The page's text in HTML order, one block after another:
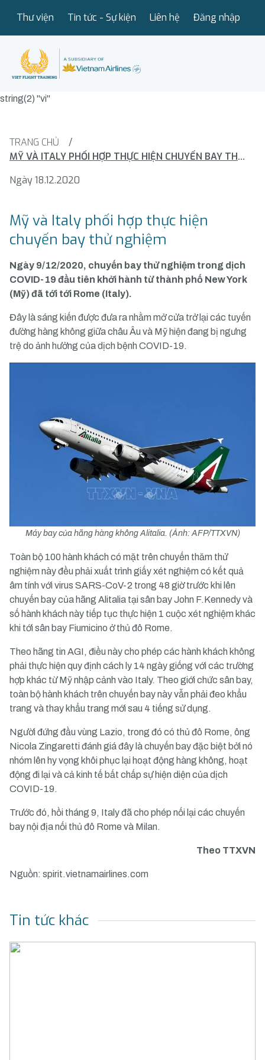
Thư viện Tin tức - Sự kiện Liên hệ Đăng nhập
string(2) "vi"
TRANG CHỦ
/
MỸ VÀ ITALY PHỐI HỢP THỰC HIỆN CHUYẾN BAY THỬ NGHIỆM
Ngày 18.12.2020
Mỹ và Italy phối hợp thực hiện
chuyến bay thử nghiệm
Ngày 9/12/2020, chuyến bay thử nghiệm trong dịch
COVID-19 đầu tiên khởi hành từ thành phố New York
(Mỹ) đã tới tới Rome (Italy).
Đây là sáng kiến được đưa ra nhằm mở cửa trở lại các tuyến
đường hàng không giữa châu Âu và Mỹ hiện đang bị ngưng
trệ do ảnh hưởng của dịch bệnh COVID-19.
Máy bay của hãng hàng không Alitalia. (Ảnh: AFP/TTXVN)
Toàn bộ 100 hành khách có mặt trên chuyến thăm thử
nghiệm này đều phải xuất trình giấy xét nghiệm có kết quả
âm tính với virus SARS-CoV-2 trong 48 giờ trước khi lên
chuyến bay của hãng Alitalia tại sân bay John F.Kennedy và
số hành khách này tiếp tục thực hiện 1 cuộc xét nghiệm khác
khi tới sân bay Fiumicino ở thủ đô Rome.
Theo hãng tin AGI, điều này cho phép các hành khách không
phải thực hiện quy định cách ly 14 ngày giống với các trường
hợp khác từ Mỹ nhập cảnh vào Italy. Theo giới chức sân bay,
toàn bộ hành khách trên chuyến bay này vẫn phải đeo khẩu
trang và thay khẩu trang mới sau 4 tiếng sử dụng.
Người đứng đầu vùng Lazio, trong đó có thủ đô Rome, ông
Nicola Zingaretti đánh giá đây là chuyến bay đặc biệt bởi nó
nhóm lên hy vọng khôi phục lại hoạt động hàng không, hoạt
động đi lại và cả kinh tế bất chấp sự hiện diện của dịch
COVID-19.
Trước đó, hồi tháng 9, Italy đã cho phép nối lại các chuyến
bay nội địa nối thủ đô Rome và Milan.
Theo TTXVN
Nguồn: spirit.vietnamairlines.com
Tin tức khác